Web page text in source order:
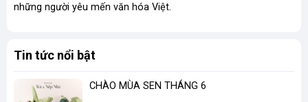
những người yêu mến văn hóa Việt.
Tin tức nổi bật
CHÀO MÙA SEN THÁNG 6